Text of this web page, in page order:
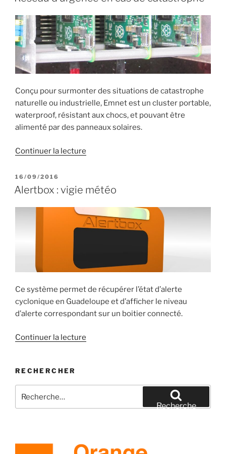
Conçu pour surmonter des situations de catastrophe
naturelle ou industrielle, Emnet est un cluster portable,
waterproof, résistant aux chocs, et pouvant être
alimenté par des panneaux solaires.
Continuer la lecture
en
catastrophe »
PUBLIÉ
LE
16/09/2016
Alertbox : vigie météo
Ce système permet de récupérer l’état d’alerte
cyclonique en Guadeloupe et d’afficher le niveau
d’alerte correspondant sur un boitier connecté.
Continuer la lecture
météo »
RECHERCHER
pour
Recherche